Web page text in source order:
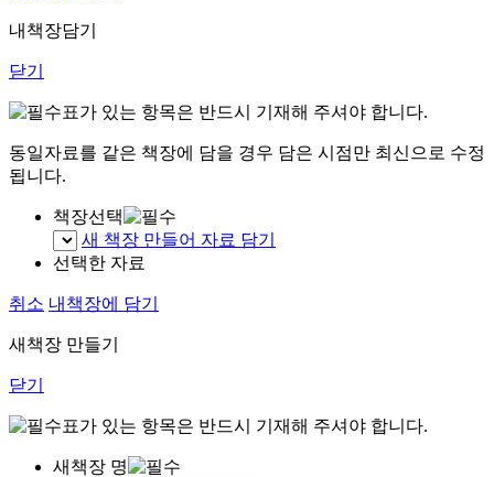
내책장담기
닫기
표가 있는 항목은 반드시 기재해 주셔야 합니다.
동일자료를 같은 책장에 담을 경우 담은 시점만 최신으로 수정
됩니다.
책장선택
새 책장 만들어 자료 담기
선택한 자료
취소 내책장에 담기
새책장 만들기
닫기
표가 있는 항목은 반드시 기재해 주셔야 합니다.
새책장 명